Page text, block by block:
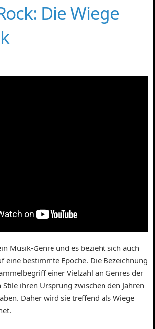
Die Wiege
Musik-Genre und es bezieht sich auch
eine bestimmte Epoche. Die Bezeichnung
einer Vielzahl an Genres der
Stile ihren Ursprung zwischen den Jahren
Daher wird sie treffend als Wiege